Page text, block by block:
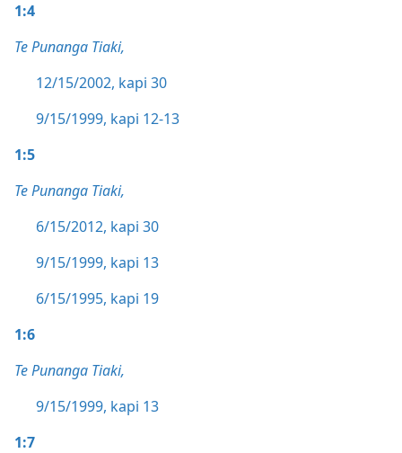
1:4
Te Punanga Tiaki,
12/15/2002, kapi 30
9/15/1999, kapi 12-13
1:5
Te Punanga Tiaki,
6/15/2012, kapi 30
9/15/1999, kapi 13
6/15/1995, kapi 19
1:6
Te Punanga Tiaki,
9/15/1999, kapi 13
1:7